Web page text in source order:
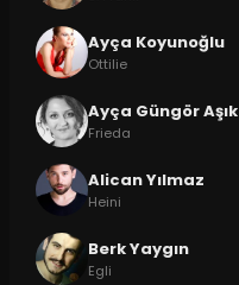
Ayça Koyunoğlu
Ottilie
Ayça Güngör Aşık
Frieda
Alican Yılmaz
Heini
Berk Yaygın
Egli